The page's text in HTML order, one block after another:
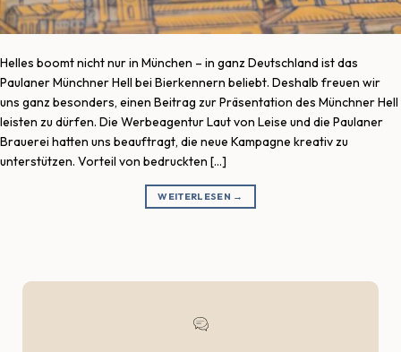
Helles boomt nicht nur in München – in ganz Deutschland ist das
Paulaner Münchner Hell bei Bierkennern beliebt. Deshalb freuen wir
uns ganz besonders, einen Beitrag zur Präsentation des Münchner Hell
leisten zu dürfen. Die Werbeagentur Laut von Leise und die Paulaner
Brauerei hatten uns beauftragt, die neue Kampagne kreativ zu
unterstützen. Vorteil von bedruckten […]
WEITERLESEN →